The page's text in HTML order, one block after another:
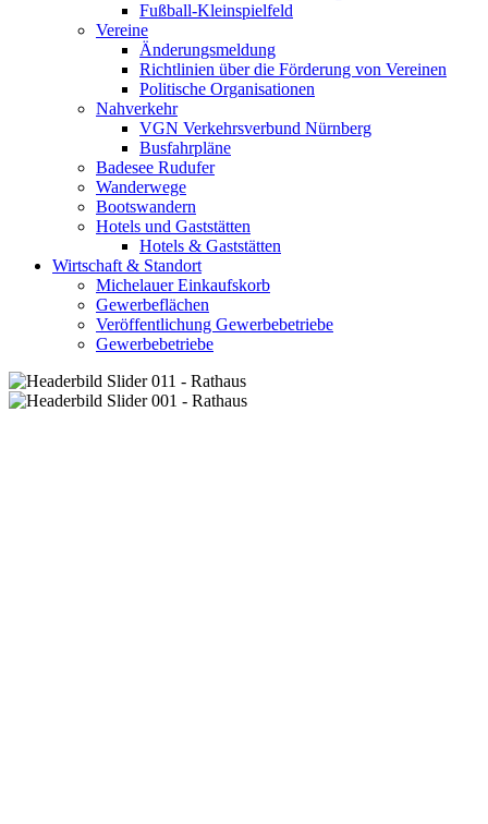
Fußball-Kleinspielfeld
Vereine
Änderungsmeldung
Richtlinien über die Förderung von Vereinen
Politische Organisationen
Nahverkehr
VGN Verkehrsverbund Nürnberg
Busfahrpläne
Badesee Rudufer
Wanderwege
Bootswandern
Hotels und Gaststätten
Hotels & Gaststätten
Wirtschaft & Standort
Michelauer Einkaufskorb
Gewerbeflächen
Veröffentlichung Gewerbebetriebe
Gewerbebetriebe